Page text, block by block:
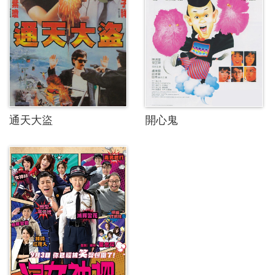
通天大盜 開心鬼